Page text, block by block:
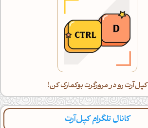
کپل‌آرت رو در مرورگرت بوکمارک کن!
کانال تلگرام کپل‌آرت